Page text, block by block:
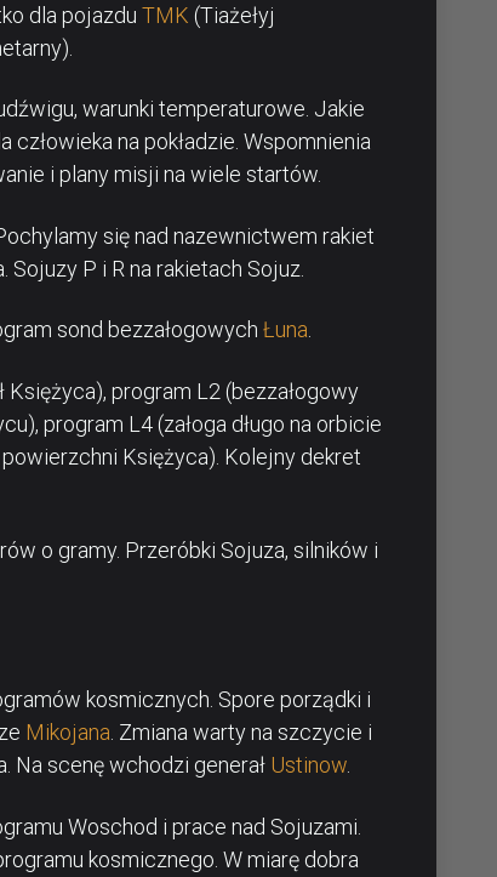
dla pojazdu TMK (Tiażełyj
warunki temperaturowe. Jakie
na pokładzie. Wspomnienia
i plany misji na wiele startów.
się nad nazewnictwem rakiet
P i R na rakietach Sojuz.
sond bezzałogowych Łuna
Księżyca), program L2 (bezzałogowy
program L4 (załoga długo na orbicie
Księżyca). Kolejny dekret
o gramy. Przeróbki Sojuza, silników i
kosmicznych. Spore porządki i
Mikojana. Zmiana warty na szczycie i
Na scenę wchodzi generał Ustinow.
Woschod i prace nad Sojuzami.
kosmicznego. W miarę dobra